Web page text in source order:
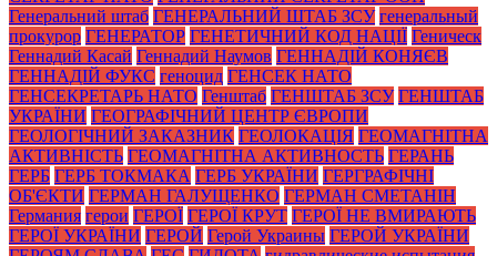
Генеральний штаб ГЕНЕРАЛЬНИЙ ШТАБ ЗСУ генеральный
прокурор ГЕНЕРАТОР ГЕНЕТИЧНИЙ КОД НАЦІЇ Геническ
Геннадий Касай Геннадий Наумов ГЕННАДІЙ КОНЯЄВ
ГЕННАДІЙ ФУКС геноцид ГЕНСЕК НАТО
ГЕНСЕКРЕТАРЬ НАТО Генштаб ГЕНШТАБ ЗСУ ГЕНШТАБ
УКРАЇНИ ГЕОГРАФІЧНИЙ ЦЕНТР ЄВРОПИ
ГЕОЛОГІЧНИЙ ЗАКАЗНИК ГЕОЛОКАЦІЯ ГЕОМАГНІТНА
АКТИВНІСТЬ ГЕОМАГНІТНА АКТИВНОСТЬ ГЕРАНЬ
ГЕРБ ГЕРБ ТОКМАКА ГЕРБ УКРАЇНИ ГЕРГРАФІЧНІ
ОБ'ЄКТИ ГЕРМАН ГАЛУЩЕНКО ГЕРМАН СМЕТАНІН
Германия герои ГЕРОЇ ГЕРОЇ КРУТ ГЕРОЇ НЕ ВМИРАЮТЬ
ГЕРОЇ УКРАЇНИ ГЕРОЙ Герой Украины ГЕРОЙ УКРАЇНИ